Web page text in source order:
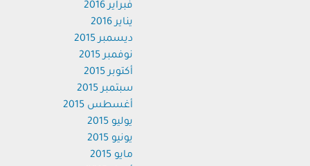
فبراير 2016
يناير 2016
ديسمبر 2015
نوفمبر 2015
أكتوبر 2015
سبتمبر 2015
أغسطس 2015
يوليو 2015
يونيو 2015
مايو 2015